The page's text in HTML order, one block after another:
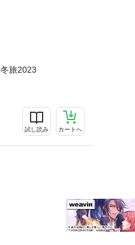
旅2023
試し読み カートへ